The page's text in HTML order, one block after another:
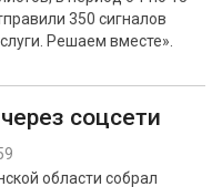
350 сигналов
Решаем вместе».
соцсети
области собрал